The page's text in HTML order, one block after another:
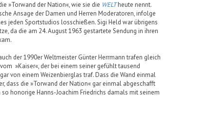
»Torwand der Nation«, wie sie die WELTheute nennt.
Ansage der Damen und Herren Moderatoren, infolge
jeden Sportstudios losschießen. Sigi Held war übrigens
da die am 24. August 1963 gestartete Sendung in ihren
der 1990er Weltmeister Günter Herrmann trafen gleich
»Kaiser«, der bei einem seiner gefühlt tausend
von einem Weizenbierglas traf. Dass die Wand einmal
dass die »Torwand der Nation« gar einmal abgeschafft
honorige Hanns-Joachim Friedrichs damals mit seinem